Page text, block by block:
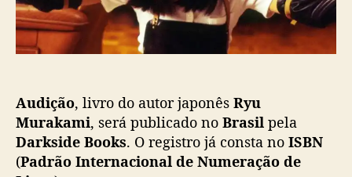
ç
o
a
r
k
e
v
a
i
Audição, livro do autor japonês Ryu
Murakami, será publicado no Brasil pela
Darkside Books. O registro já consta no ISBN
(Padrão Internacional de Numeração de